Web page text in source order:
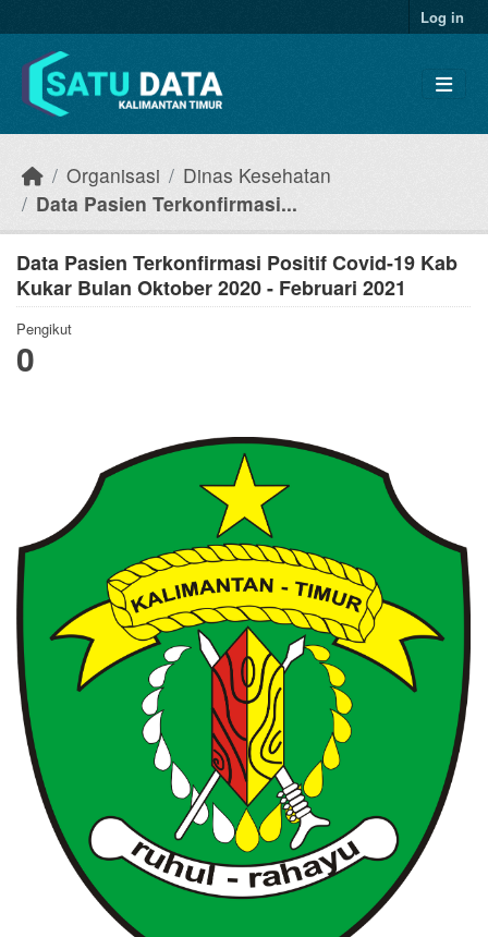
Log in
Organisasi
Dinas Kesehatan
Data Pasien Terkonfirmasi...
Data Pasien Terkonfirmasi Positif Covid-19 Kab
Kukar Bulan Oktober 2020 - Februari 2021
Pengikut
0